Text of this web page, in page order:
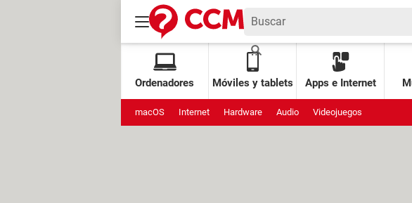
Ordenadores Móviles y tablets Apps e Internet
macOS Internet Hardware Audio Videojuegos